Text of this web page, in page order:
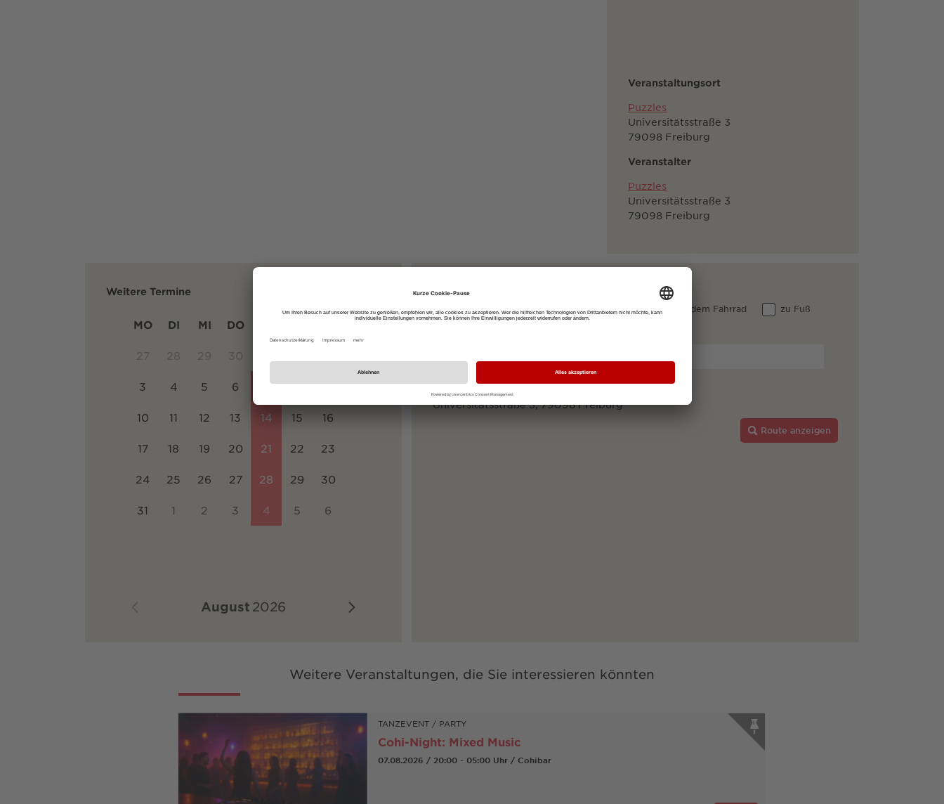
Veranstaltungsort
Puzzles
Universitätsstraße 3
79098 Freiburg
Veranstalter
Puzzles
Universitätsstraße 3
79098 Freiburg
Weitere Termine
August 2026
MO DI MI DO
27 28 29 30
3 4 5 6 8 9
10 11 12 13 14 15 16
17 18 19 20 21 22 23
24 25 26 27 28 29 30
31 1 2 3 4 5 6
Anreise mit:
öffentlichen Verkehrsmitteln dem Auto dem Fahrrad zu Fuß
Universitätsstraße 3, 79098 Freiburg
Route anzeigen
Weitere Veranstaltungen, die Sie interessieren könnten
TANZEVENT / PARTY
Cohi-Night: Mixed Music
07.08.2026 / 20:00 - 05:00 Uhr / Cohibar